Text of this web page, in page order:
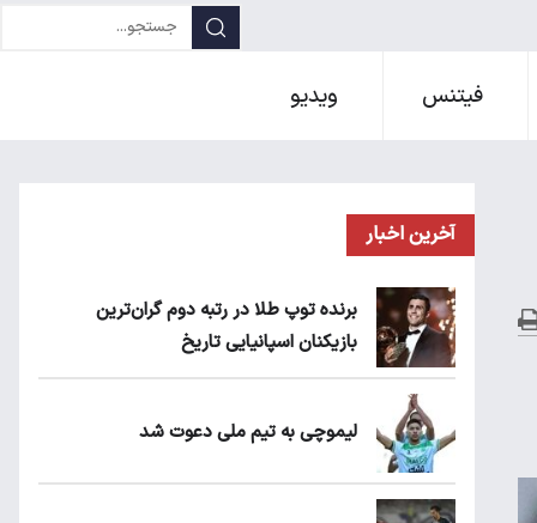
فیتنس ویدیو
آخرین اخبار
برنده توپ طلا در رتبه دوم گران‌ترین
بازیکنان اسپانیایی تاریخ
لیموچی به تیم ملی دعوت شد